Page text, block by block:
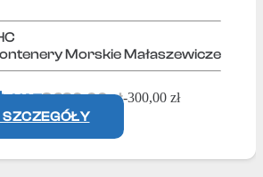
Morskie Małaszewicze
+ VAT8 290,00zł-300,00 zł